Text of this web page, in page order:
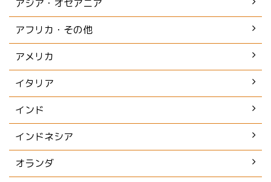
アジア・オセアニア
アフリカ・その他
アメリカ
イタリア
インド
インドネシア
オランダ